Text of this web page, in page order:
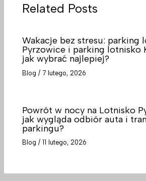
Related Posts
Wakacje bez stresu: parking
Pyrzowice i parking lotnisko
jak wybrać najlepiej?
Blog / 7 lutego, 2026
Powrót w nocy na Lotnisko
jak wygląda odbiór auta i
parkingu?
Blog /11 lutego, 2026